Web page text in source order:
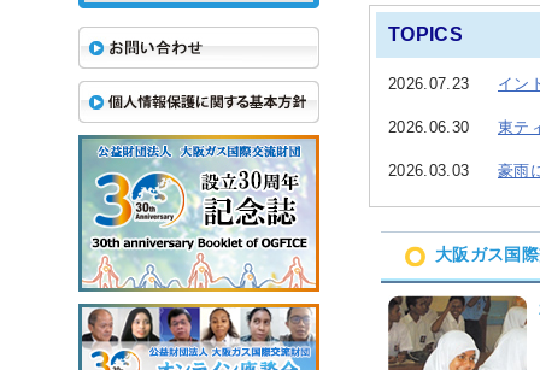
業
プレスリリース
TOPICS
2026.07.23 イン
2026.06.30 東テ
2026.03.03 豪雨
大阪ガス国